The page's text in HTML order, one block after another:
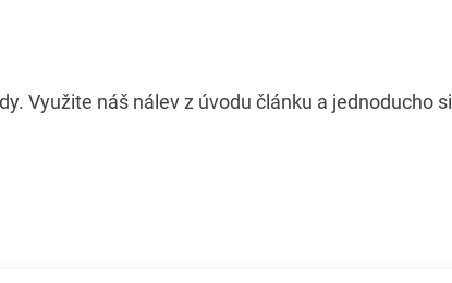
Využite náš nálev z úvodu článku a jednoducho si